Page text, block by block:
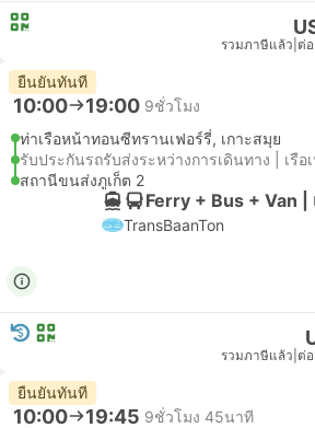
รวมภาษีแล้ว ต่
ยืนยันทันที
10:00 19:00 9ชั่วโมง
ท่าเรือหน้าทอนซีทรานเฟอร์รี่, เกาะสมุย
รับประกันรถรับส่งระหว่างการเดินทาง | เรือ
สถานีขนส่งภูเก็ต 2
Ferry + Bus + Van |
TransBaanTon
รวมภาษีแล้ว ต่
ยืนยันทันที
10:00 19:45 9ชั่วโมง 45นาที